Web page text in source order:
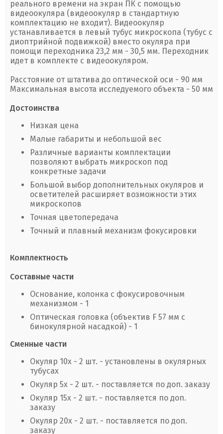
реального времени на экран ПК с помощью
видеоокуляра (видеоокуляр в стандартную
комплектацию не входит). Видеоокуляр
устанавливается в левый тубус микроскопа (тубус с
диоптрийной подвижкой) вместо окуляра при
помощи переходника 23,2 мм - 30,5 мм. Переходник
идет в комплекте с видеоокуляром.
Расстояние от штатива до оптической оси - 90 мм
Максимальная высота исследуемого объекта - 50 мм
Достоинства
Низкая цена
Малые габариты и небольшой вес
Различные варианты комплектации
позволяют выбрать микроскоп под
конкретные задачи
Большой выбор дополнительных окуляров и
осветителей расширяет возможности этих
микроскопов
Точная цветопередача
Точный и плавный механизм фокусировки
Комплектность
Составные части
Основание, колонка с фокусировочным
механизмом - 1
Оптическая головка (объектив F 57 мм с
бинокулярной насадкой) - 1
Сменные части
Окуляр 10х - 2 шт. - установлены в окулярных
тубусах
Окуляр 5х - 2 шт. - поставляется по доп. заказу
Окуляр 15х - 2 шт. - поставляется по доп.
заказу
Окуляр 20х - 2 шт. - поставляется по доп.
заказу